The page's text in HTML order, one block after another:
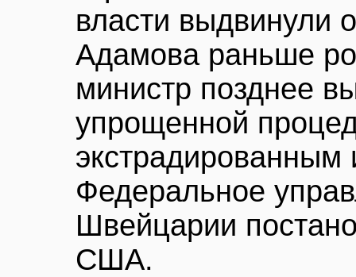
власти выдвинули
Адамова раньше
министр позднее
упрощенной
Федеральное
Швейцарии
США.